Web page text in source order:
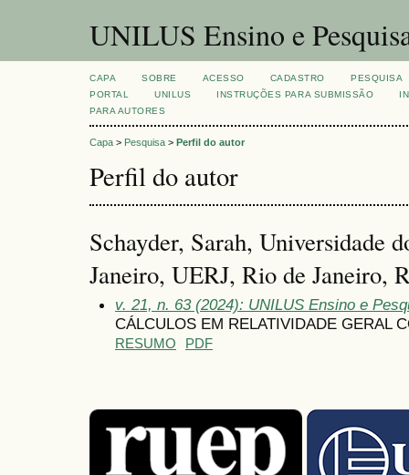
UNILUS Ensino e
CAPA SOBRE ACESSO CADASTRO
PESQUISA
PORTAL
UNILUS INSTRUÇÕES PARA SUBMISSÃO
PARA AUTORES
Capa > Pesquisa > Perfil do autor
Perfil do autor
Schayder, Sarah, Universidade
Janeiro, UERJ, Rio de Janeiro,
v. 21, n. 63 (2024): UNILUS Ensino e
CÁLCULOS EM RELATIVIDADE GERAL
RESUMO PDF